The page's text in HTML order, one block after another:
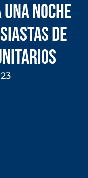
noche
de